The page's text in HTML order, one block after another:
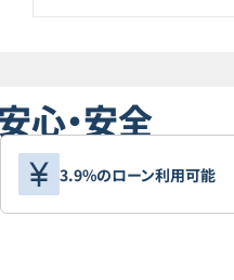
心・安全
3.9%のローン利用可能